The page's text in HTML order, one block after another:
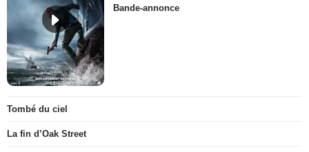
Bande-annonce
Tombé du ciel
La fin d’Oak Street